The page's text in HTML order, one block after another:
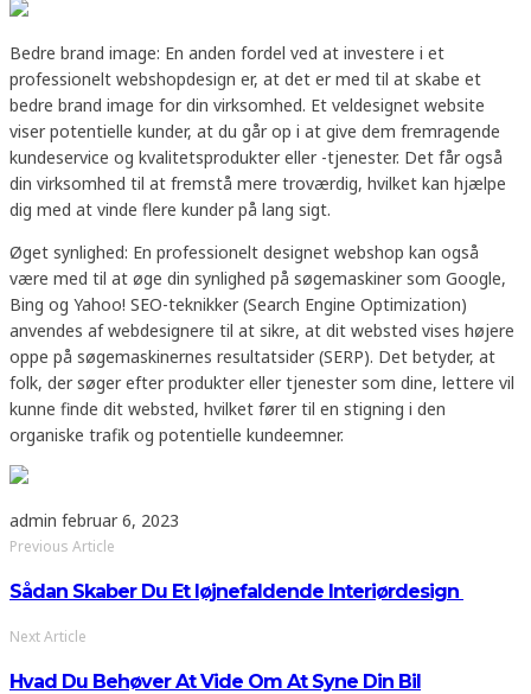
Bedre brand image: En anden fordel ved at investere i et
professionelt webshopdesign er, at det er med til at skabe et
bedre brand image for din virksomhed. Et veldesignet website
viser potentielle kunder, at du går op i at give dem fremragende
kundeservice og kvalitetsprodukter eller -tjenester. Det får også
din virksomhed til at fremstå mere troværdig, hvilket kan hjælpe
dig med at vinde flere kunder på lang sigt.
Øget synlighed: En professionelt designet webshop kan også
være med til at øge din synlighed på søgemaskiner som Google,
Bing og Yahoo! SEO-teknikker (Search Engine Optimization)
anvendes af webdesignere til at sikre, at dit websted vises højere
oppe på søgemaskinernes resultatsider (SERP). Det betyder, at
folk, der søger efter produkter eller tjenester som dine, lettere vil
kunne finde dit websted, hvilket fører til en stigning i den
organiske trafik og potentielle kundeemner.
admin februar 6, 2023
Previous Article
Sådan Skaber Du Et Iøjnefaldende Interiørdesign
Next Article
Hvad Du Behøver At Vide Om At Syne Din Bil